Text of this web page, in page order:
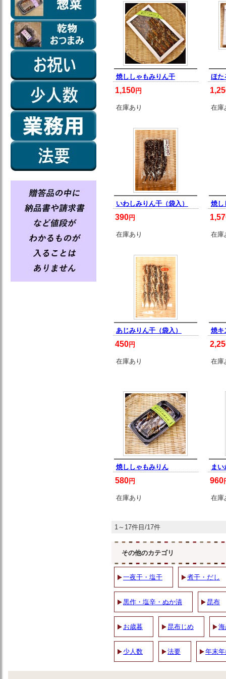
焼ししゃもみりん干
1,150円
在庫あり
ほた
在庫
いわしみりん干（袋入）
390円
在庫あり
焼し
在庫
あじみりん干（袋入）
450円
在庫あり
焼キ
在庫
焼ししゃもみりん
580円
在庫あり
ま
960
在庫
1～17件目/17件
その他のカテゴリ
一夜干・塩干 煮干・だし
黒作・塩辛・ぬか漬 昆布
お歳暮 昆布じめ
少人数 法要 年末